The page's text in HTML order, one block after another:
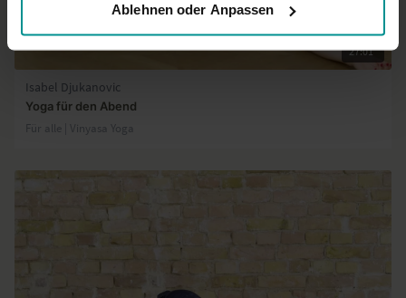
Ablehnen oder Anpassen
27:01
Isabel Djukanovic
Yoga für den Abend
Für alle | Vinyasa Yoga